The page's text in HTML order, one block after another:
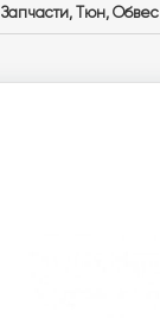
Запчасти, Тюн, Обвес